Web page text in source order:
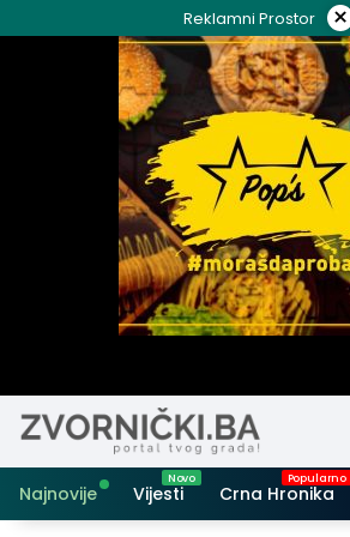
to
Reklamni Prostor ×
Najnovije Vijesti Crna Hronika